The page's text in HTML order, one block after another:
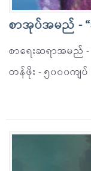
စာအုပ်အမည် - “
စာရေးဆရာအမည် -
တန်ဖိုး - ၅၀၀၀ကျပ်